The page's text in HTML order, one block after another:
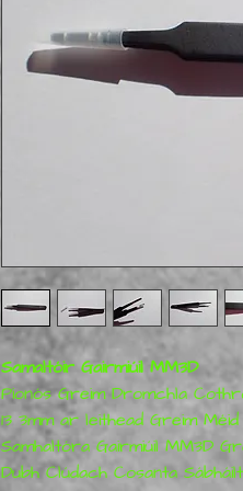
Samaltóir Gairmiúil MM3D
Pionós Greim Dromchla
13 3mm ar leithead Greim
Samhaltóra Gairmiúil MM3D
Dubh Clúdach Cosanta